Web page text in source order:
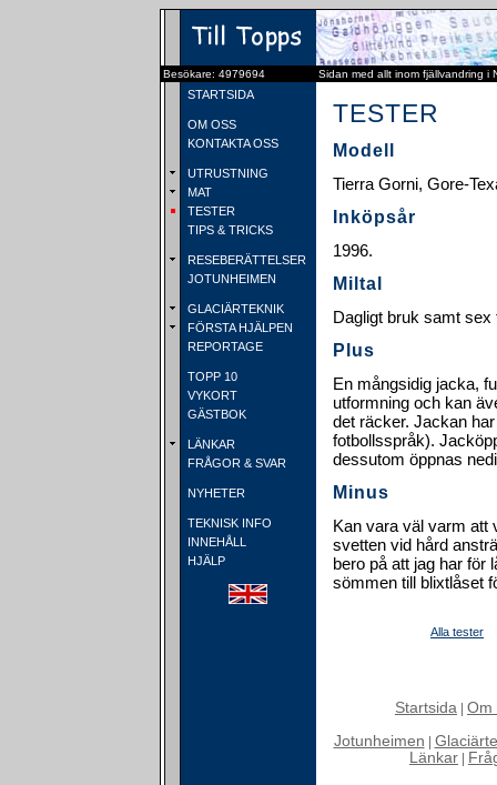
Besökare: 4979694 Sidan med allt inom fjällvandring i
STARTSIDA
OM OSS
KONTAKTA OSS
UTRUSTNING
MAT
TESTER
TIPS & TRICKS
RESEBERÄTTELSER
JOTUNHEIMEN
GLACIÄRTEKNIK
FÖRSTA HJÄLPEN
REPORTAGE
TOPP 10
VYKORT
GÄSTBOK
LÄNKAR
FRÅGOR & SVAR
NYHETER
TEKNISK INFO
INNEHÅLL
HJÄLP
TESTER
Modell
Tierra Gorni, Gore-
Inköpsår
1996.
Miltal
Dagligt bruk samt sex
Plus
En mångsidig jacka,
utformning och kan
det räcker. Jackan
fotbollsspråk).
dessutom öppnas
Minus
Kan vara väl varm att
svetten vid hård
bero på att jag har för
sömmen till blixtlåset
Alla tester
Startsida Om
Jotunheimen
Länkar